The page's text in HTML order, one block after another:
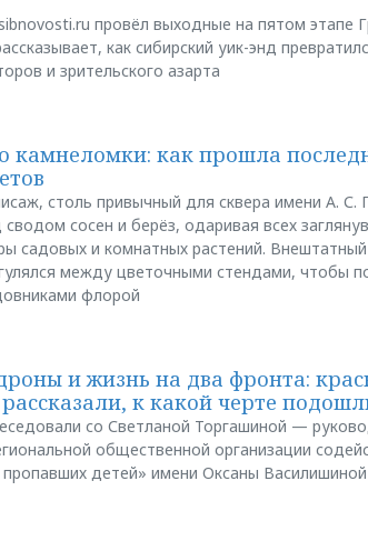
провёл выходные на пятом этапе
как сибирский уик-энд
и зрительского азарта
камнеломки: как прошла
столь привычный для сквера имени А. С.
сводом сосен и берёз, одаривая всех
садовых и комнатных растений.
между цветочными стендами, чтобы
флорой
и жизнь на два фронта:
к какой черте
со Светланой Торгашиной —
общественной организации
детей» имени Оксаны Василишиной